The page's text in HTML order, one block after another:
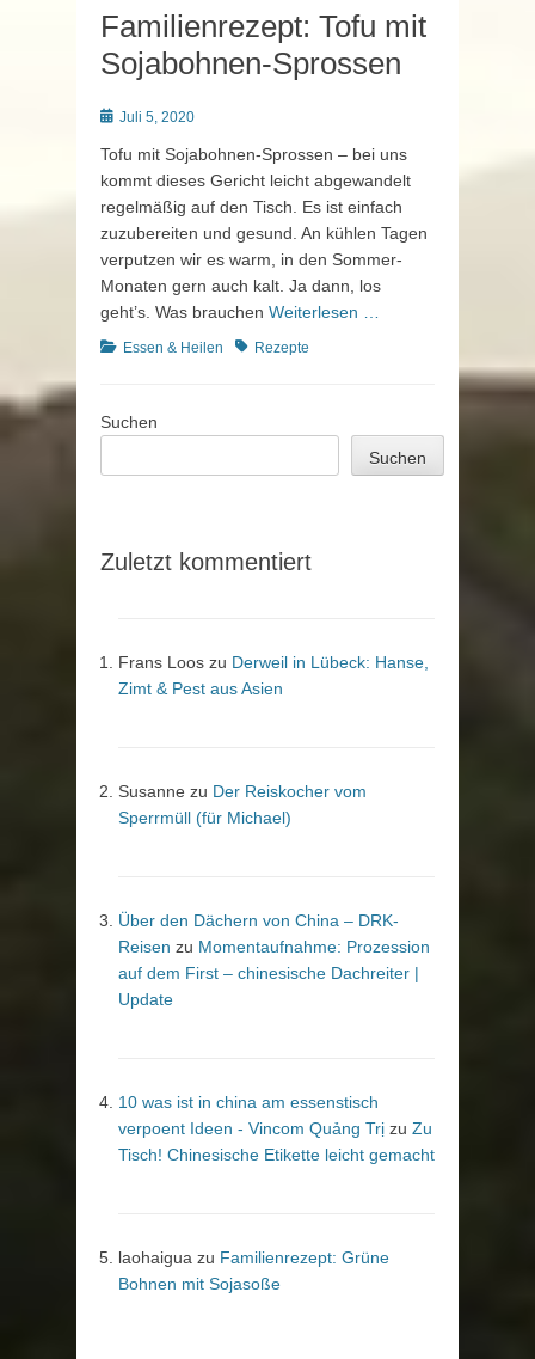
Familienrezept: Tofu mit
Sojabohnen-Sprossen
PostedJuli 5, 2020
Tofu mit Sojabohnen-Sprossen – bei uns
kommt dieses Gericht leicht abgewandelt
regelmäßig auf den Tisch. Es ist einfach
zuzubereiten und gesund. An kühlen Tagen
verputzen wir es warm, in den Sommer-
Monaten gern auch kalt. Ja dann, los
geht’s. Was brauchen Weiterlesen …
Kategorien
Essen & Heilen Schlagworte
Rezepte
Suchen
Suchen
Zuletzt kommentiert
Frans Loos zu Derweil in Lübeck: Hanse,
Zimt & Pest aus Asien
Susanne zu Der Reiskocher vom
Sperrmüll (für Michael)
Über den Dächern von China – DRK-
Reisen zu Momentaufnahme: Prozession
auf dem First – chinesische Dachreiter |
Update
10 was ist in china am essenstisch
verpoent Ideen - Vincom Quảng Trị zu Zu
Tisch! Chinesische Etikette leicht gemacht
laohaigua zu Familienrezept: Grüne
Bohnen mit Sojasoße